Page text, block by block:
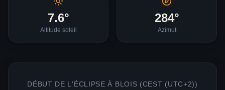
7.6°
Altitude soleil
284°
Azimut
DÉBUT DE L'ÉCLIPSE À BLOIS (CEST (UTC+2))